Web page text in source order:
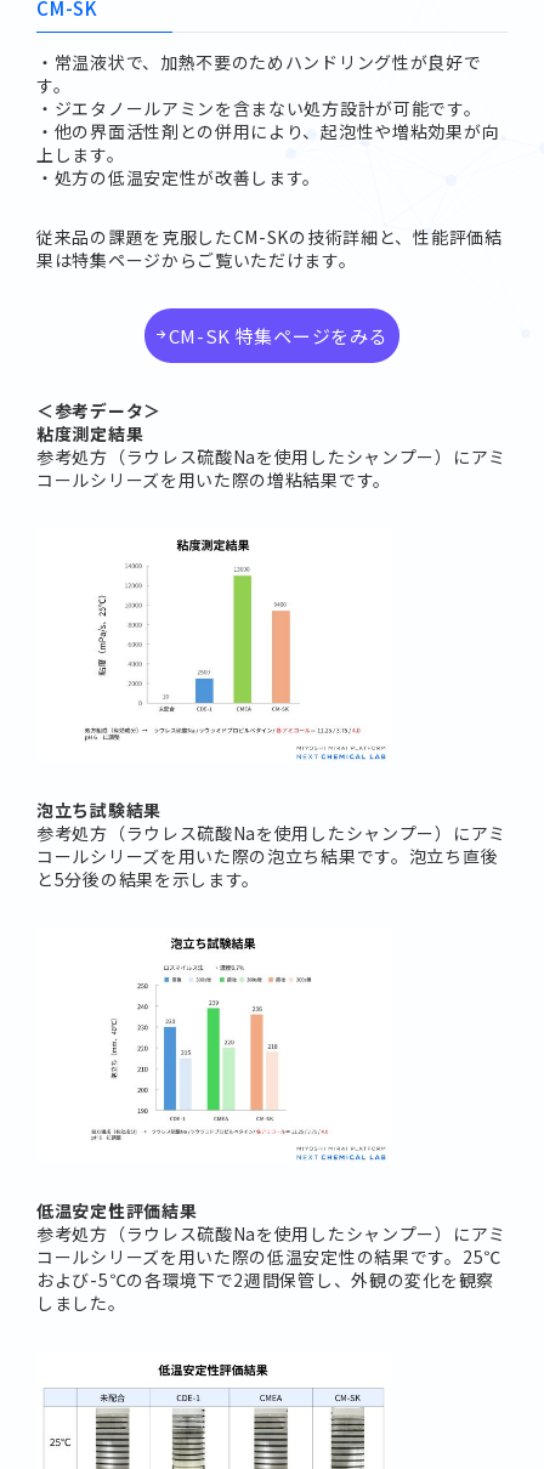
CM-SK
・常温液状で、加熱不要のためハンドリング性が良好で
す。
・ジエタノールアミンを含まない処方設計が可能です。
・他の界面活性剤との併用により、起泡性や増粘効果が向
上します。
・処方の低温安定性が改善します。
従来品の課題を克服したCM-SKの技術詳細と、性能評価結
果は特集ページからご覧いただけます。
CM-SK 特集ページをみる
＜参考データ＞
粘度測定結果
参考処方（ラウレス硫酸Naを使用したシャンプー）にアミ
コールシリーズを用いた際の増粘結果です。
泡立ち試験結果
参考処方（ラウレス硫酸Naを使用したシャンプー）にアミ
コールシリーズを用いた際の泡立ち結果です。泡立ち直後
と5分後の結果を示します。
低温安定性評価結果
参考処方（ラウレス硫酸Naを使用したシャンプー）にアミ
コールシリーズを用いた際の低温安定性の結果です。25℃
および-5℃の各環境下で2週間保管し、外観の変化を観察
しました。